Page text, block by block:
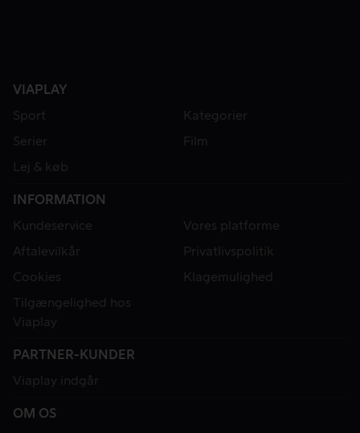
VIAPLAY
Sport
Kategorier
Serier
Film
Lej & køb
INFORMATION
Kundeservice
Vores platforme
Aftalevilkår
Privatlivspolitik
Cookies
Klagemulighed
Tilgængelighed hos
Viaplay
PARTNER-KUNDER
Viaplay indgår
OM OS